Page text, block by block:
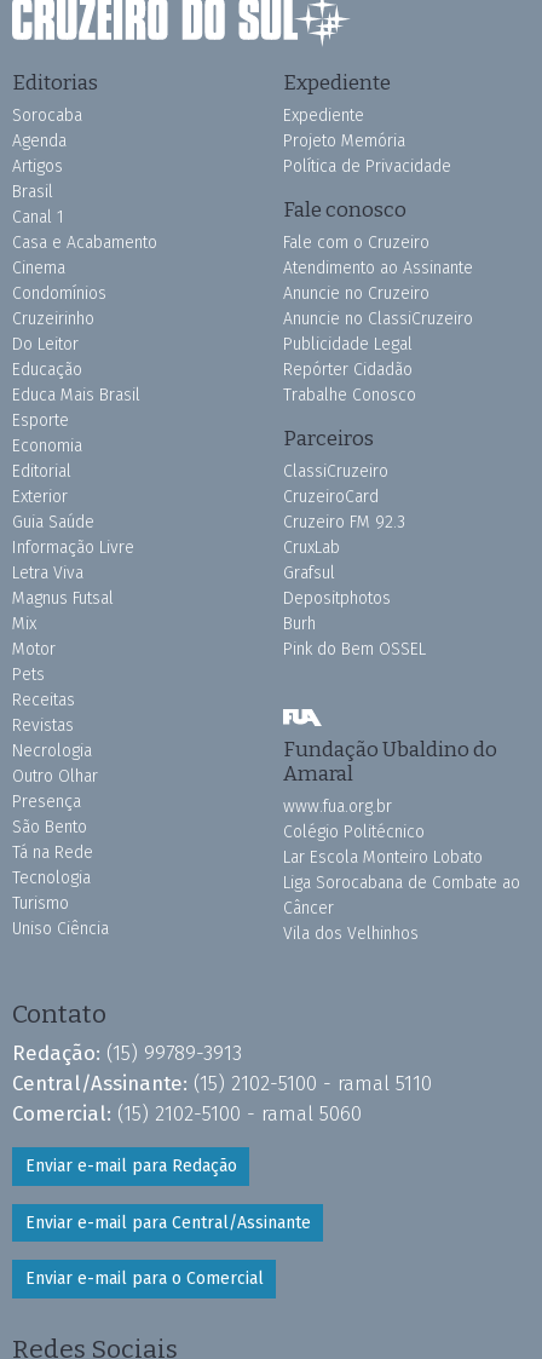
Editorias
Sorocaba
Agenda
Artigos
Brasil
Canal 1
Casa e Acabamento
Cinema
Condomínios
Cruzeirinho
Do Leitor
Educação
Educa Mais Brasil
Esporte
Economia
Editorial
Exterior
Guia Saúde
Informação Livre
Letra Viva
Magnus Futsal
Mix
Motor
Pets
Receitas
Revistas
Necrologia
Outro Olhar
Presença
São Bento
Tá na Rede
Tecnologia
Turismo
Uniso Ciência
Expediente
Expediente
Projeto Memória
Política de Privacidade
Fale conosco
Fale com o Cruzeiro
Atendimento ao Assinante
Anuncie no Cruzeiro
Anuncie no ClassiCruzeiro
Publicidade Legal
Repórter Cidadão
Trabalhe Conosco
Parceiros
ClassiCruzeiro
CruzeiroCard
Cruzeiro FM 92.3
CruxLab
Grafsul
Depositphotos
Burh
Pink do Bem OSSEL
Fundação Ubaldino do
Amaral
www.fua.org.br
Colégio Politécnico
Lar Escola Monteiro Lobato
Liga Sorocabana de Combate ao
Câncer
Vila dos Velhinhos
Contato
Redação: (15) 99789-3913
Central/Assinante: (15) 2102-5100 - ramal 5110
Comercial: (15) 2102-5100 - ramal 5060
Enviar e-mail para Redação
Enviar e-mail para Central/Assinante
Enviar e-mail para o Comercial
Redes Sociais